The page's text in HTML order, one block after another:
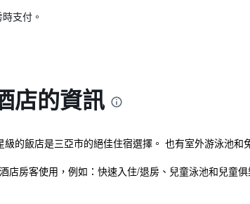
支付。
店的資訊
的飯店是三亞市的絕佳住宿選擇。 也有室外游泳池和
店房客使用，例如：快速入住/退房、兒童泳池和兒童